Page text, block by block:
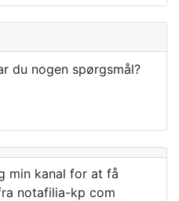
du nogen spørgsmål?
min kanal for at få
notafilia-kp com